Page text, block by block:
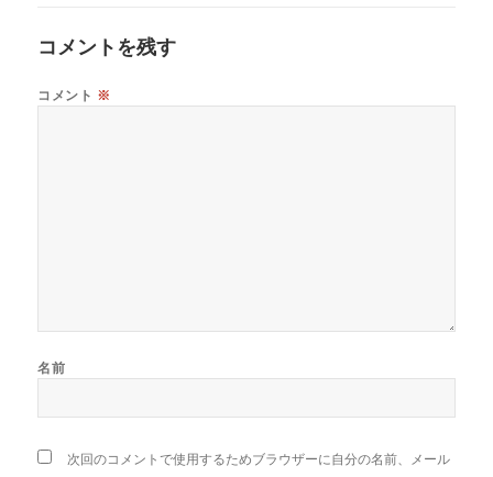
コメントを残す
コメント ※
名前
次回のコメントで使用するためブラウザーに自分の名前、メール